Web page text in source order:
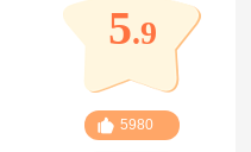
5.9
5980